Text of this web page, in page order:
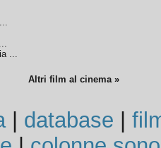
...
Altri film al cinema »
| database